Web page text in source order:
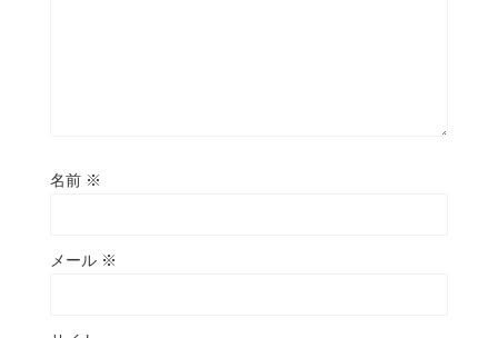
名前 ※
メール ※